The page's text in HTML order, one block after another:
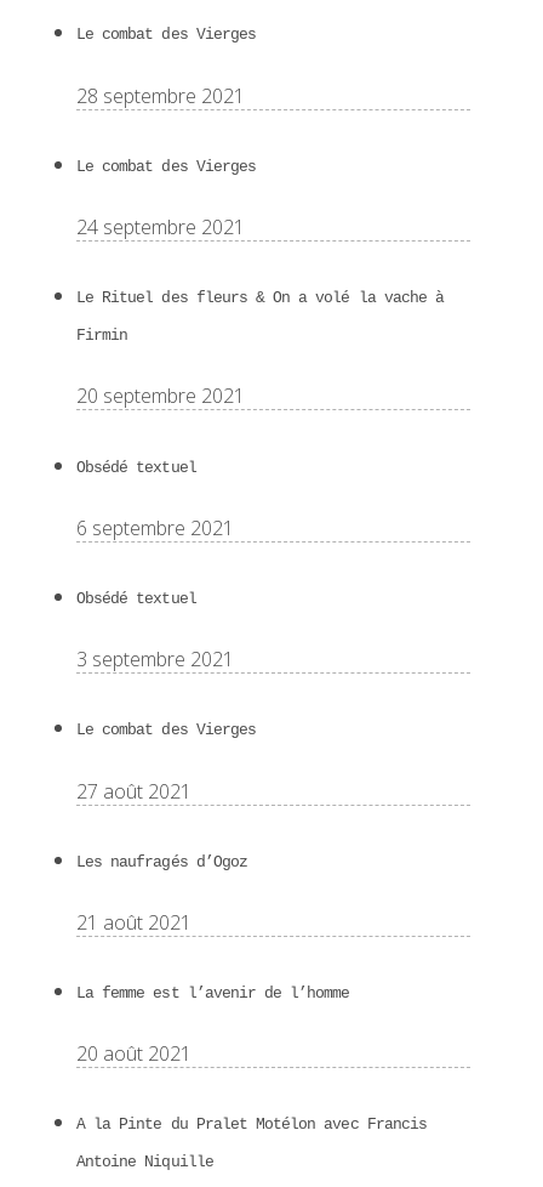
Le combat des Vierges
28 septembre 2021
Le combat des Vierges
24 septembre 2021
Le Rituel des fleurs & On a volé la vache à
Firmin
20 septembre 2021
Obsédé textuel
6 septembre 2021
Obsédé textuel
3 septembre 2021
Le combat des Vierges
27 août 2021
Les naufragés d’Ogoz
21 août 2021
La femme est l’avenir de l’homme
20 août 2021
A la Pinte du Pralet Motélon avec Francis
Antoine Niquille